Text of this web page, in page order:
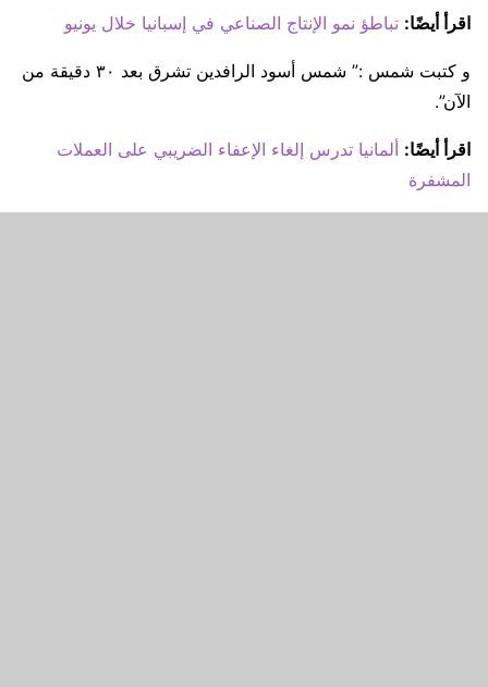
اقرأ أيضًا: تباطؤ نمو الإنتاج الصناعي في إسبانيا خلال يونيو
و كتبت شمس :” شمس أسود الرافدين تشرق بعد ٣٠ دقيقة من
الآن”.
اقرأ أيضًا: ألمانيا تدرس إلغاء الإعفاء الضريبي على العملات
المشفرة